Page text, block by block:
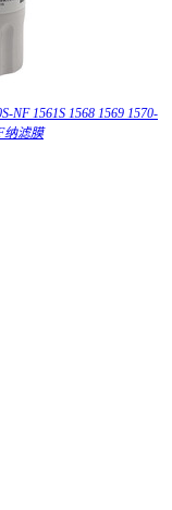
1561S 1568 1569 1570-
纳滤膜